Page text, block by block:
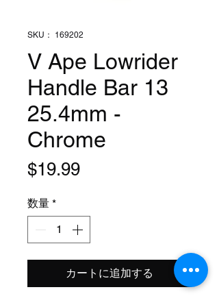
SKU： 169202
V Ape Lowrider
Handle Bar 13
25.4mm -
Chrome
$19.99価
数量 *
カートに追加する